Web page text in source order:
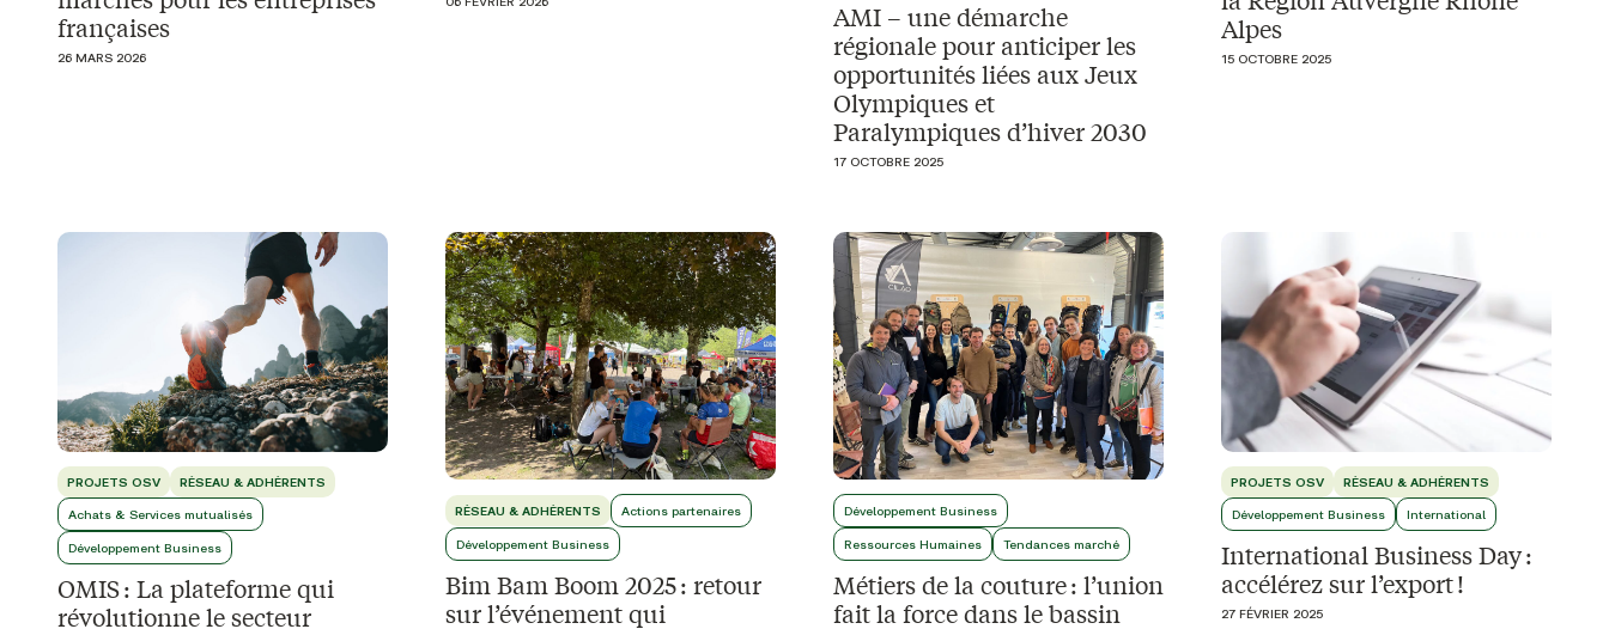
françaises
26 MARS 2026
AMI – une démarche
régionale pour anticiper les
opportunités liées aux Jeux
Olympiques et
Paralympiques d’hiver 2030
17 OCTOBRE 2025
Alpes
15 OCTOBRE 2025
PROJETS OSV RÉSEAU & ADHÉRENTS
Achats & Services mutualisés
Développement Business
OMIS : La plateforme qui
révolutionne le secteur
RÉSEAU & ADHÉRENTS Actions partenaires
Développement Business
Bim Bam Boom 2025 : retour
sur l’événement qui
Développement Business
Ressources Humaines Tendances marché
Métiers de la couture : l’union
fait la force dans le bassin
PROJETS OSV RÉSEAU & ADHÉRENTS
Développement Business International
International Business Day :
accélérez sur l’export !
27 FÉVRIER 2025